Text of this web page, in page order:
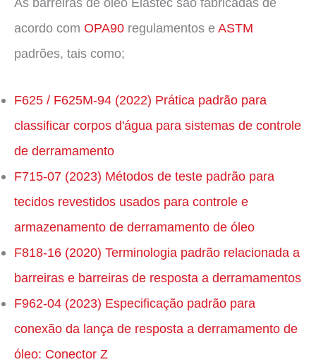
acordo com OPA90 regulamentos eASTM
padrões, tais como;
F625 / F625M-94 (2022) Prática padrão para
classificar corpos d'água para sistemas de controle
de derramamento
F715-07 (2023) Métodos de teste padrão para
tecidos revestidos usados ​​para controle e
armazenamento de derramamento de óleo
F818-16 (2020) Terminologia padrão relacionada a
barreiras e barreiras de resposta a derramamentos
F962-04 (2023) Especificação padrão para
conexão da lança de resposta a derramamento de
óleo: Conector Z